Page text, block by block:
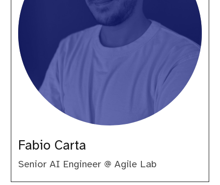
Fabio Carta
Senior AI Engineer @ Agile Lab